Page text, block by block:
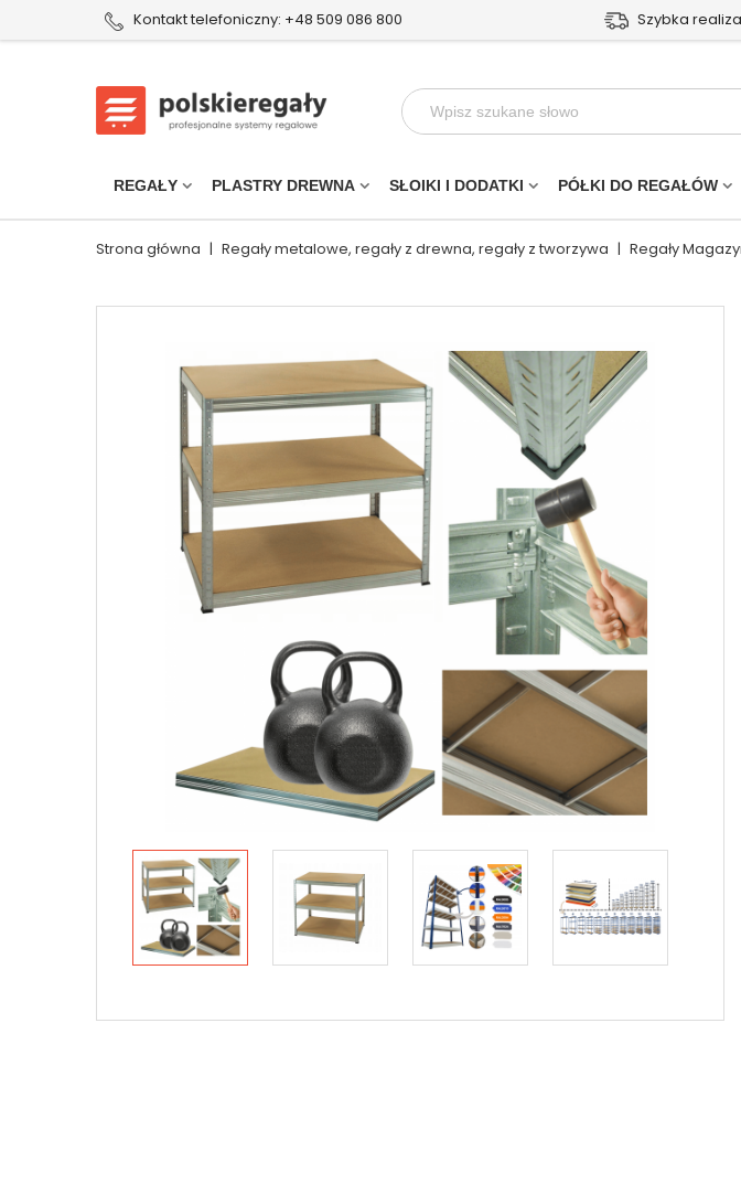
Kontakt telefoniczny: +48 509 086 800 Szybka
REGAŁY PLASTRY DREWNA SŁOIKI I DODATKI PÓŁKI DO REGAŁÓW
Strona główna | Regały metalowe, regały z drewna, regały z tworzywa | Regały